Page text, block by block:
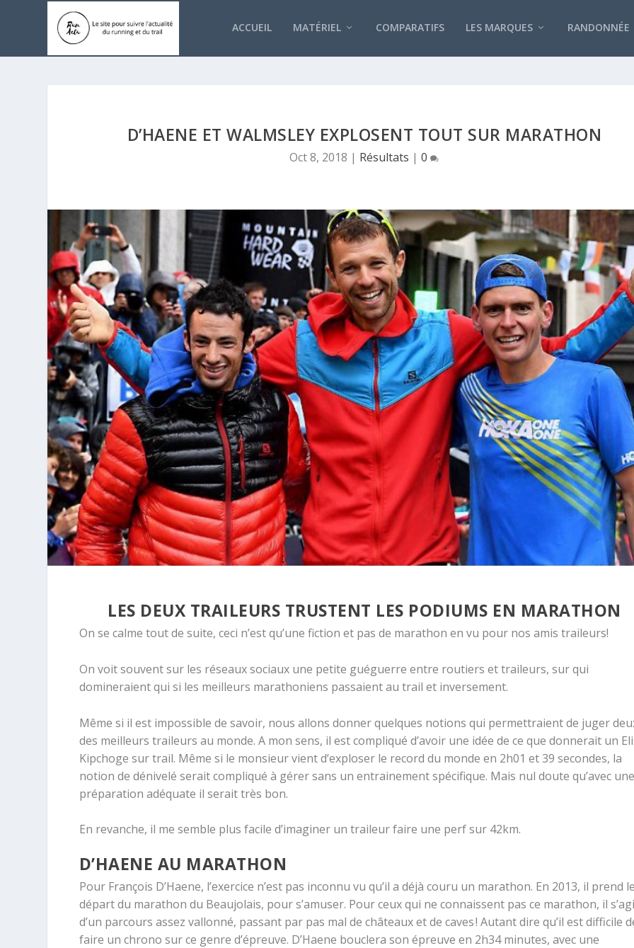
ACCUEIL MATÉRIEL COMPARATIFS LES MARQUES RANDONNÉE
D’HAENE ET WALMSLEY EXPLOSENT TOUT SUR MARATHON
Oct 8, 2018 | Résultats |0
LES DEUX TRAILEURS TRUSTENT LES PODIUMS EN MARATHON
On se calme tout de suite, ceci n’est qu’une fiction et pas de marathon en vu pour nos amis traileurs!
On voit souvent sur les réseaux sociaux une petite guéguerre entre routiers et traileurs, sur qui
domineraient qui si les meilleurs marathoniens passaient au trail et inversement.
Même si il est impossible de savoir, nous allons donner quelques notions qui permettraient de juger
des meilleurs traileurs au monde. A mon sens, il est compliqué d’avoir une idée de ce que donnerait un
Kipchoge sur trail. Même si le monsieur vient d’exploser le record du monde en 2h01 et 39 secondes, la
notion de dénivelé serait compliqué à gérer sans un entrainement spécifique. Mais nul doute qu’avec une
préparation adéquate il serait très bon.
En revanche, il me semble plus facile d’imaginer un traileur faire une perf sur 42km.
D’HAENE AU MARATHON
Pour François D’Haene, l’exercice n’est pas inconnu vu qu’il a déjà couru un marathon. En 2013, il prend le
départ du marathon du Beaujolais, pour s’amuser. Pour ceux qui ne connaissent pas ce marathon, il
d’un parcours assez vallonné, passant par pas mal de châteaux et de caves ! Autant dire qu’il est difficile
faire un chrono sur ce genre d’épreuve. D’Haene bouclera son épreuve en 2h34 minutes, avec une